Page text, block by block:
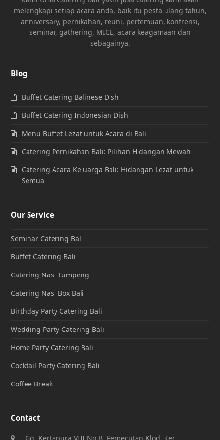
melengkapi setiap acara anda, baik itu pesta ulang tahun,
anniversary, pernikahan, reuni, pertemuan, konfrensi,
seminar, gathering, MICE, acara keagamaan dan
sebagainya.
Blog
Buffet Catering Balinese Dish
Buffet Catering Indonesian Dish
Menu Buffet Lezat untuk Acara di Bali
Catering Pernikahan Bali: Pilihan Hidangan Mewah
Catering Acara Keluarga Bali: Hidangan Lezat untuk
Semua
Our Service
Seminar Catering Bali
Buffet Catering Bali
Catering Nasi Tumpeng
Catering Nasi Box Bali
Birthday Party Catering Bali
Wedding Party Catering Bali
Home Party Catering Bali
Cocktail Party Catering Bali
Coffee Break
Contact
Gg. Kertapura VIII No.B, Pemecutan Klod, Kec.